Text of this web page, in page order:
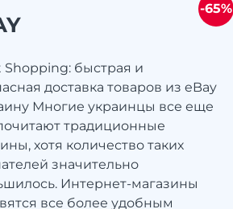
Shopping: быстрая и
доставка товаров из eBay
Многие украинцы все еще
традиционные
хотя количество таких
значительно
Интернет-магазины
все более удобным
-65%